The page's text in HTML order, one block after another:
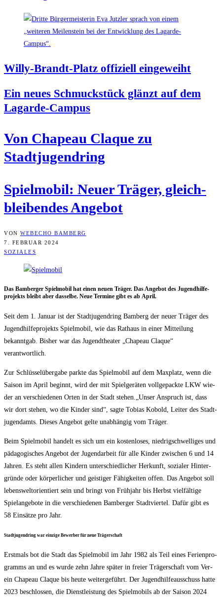
Wil­ly-Brandt-Platz offi­zi­ell eingeweiht
Ein neu­es Schmuck­stück glänzt auf dem
Lagarde-Campus
Von Cha­peau Claque zu
Stadtjugendring
Spiel­mo­bil: Neu­er Trä­ger, gleich­
blei­ben­des Angebot
VON WEBECHO BAMBERG
7. FEBRUAR 2024
SOZIALES
Das Bam­ber­ger Spiel­mo­bil hat einen neu­en Trä­ger. Das Ange­bot des Jugend­hil­fe­
pro­jekts bleibt aber das­sel­be. Neue Ter­mi­ne gibt es ab April.
Seit dem 1. Janu­ar ist der Stadt­ju­gend­ring Bam­berg der neu­er Trä­ger des
Jugend­hil­fe­pro­jekts Spiel­mo­bil, wie das Rat­haus in einer Mit­tei­lung
bekannt­gab. Bis­her war das Jugend­thea­ter „Cha­peau Claque“
verantwortlich.
Zur Schlüs­sel­über­ga­be park­te das Spiel­mo­bil auf dem Max­platz, wenn die
Sai­son im April beginnt, wird der mit Spiel­ge­rä­ten voll­ge­pack­te LKW wie­
der an ver­schie­de­nen Orten in der Stadt stehen.„Unser Anspruch ist, dass
wir dort ste­hen, wo die Kin­der sind“, sag­te Tobi­as Kobold, Lei­ter des Stadt­
ju­gend­amts. Die­ses Ange­bot gel­te unab­hän­gig vom Träger.
Beim Spiel­mo­bil han­delt es sich um ein kos­ten­lo­ses, nied­rig­schwel­li­ges und
päd­ago­gi­sches Ange­bot der Jugend­ar­beit für alle Kin­der zwi­schen 6 und 14
Jah­ren. Es steht allen Kin­dern unter­schied­li­cher Her­kunft, sozia­ler Hin­ter­
grün­de oder kör­per­li­cher und geis­ti­ger Fähig­kei­ten offen. Das Ange­bot soll
lebens­welt­ori­en­tiert sein und bringt von Früh­jahr bis Herbst viel­fäl­ti­ge
Spiel­an­ge­bo­te in die ver­schie­de­nen Bam­ber­ger Stadt­vier­tel. Dafür gibt es
58 Ein­sät­ze pro Jahr.
Stadt­ju­gend­ring war ein­zi­ge Bewer­ber für neue Trägerschaft
Erst­mals bot die Stadt das Spiel­mo­bil im Jahr 1982 als Teil eines Feri­en­pro­
gramms an und es wur­de zehn Jah­re spä­ter in frei­er Trä­ger­schaft vom Ver­
ein Cha­peau Claque bis heu­te wei­ter­ge­führt. Der Jugend­hil­fe­aus­schuss hat­te
2023 beschlos­sen, die Dienst­leis­tung des Spiel­mo­bils ab der Sai­son 2024